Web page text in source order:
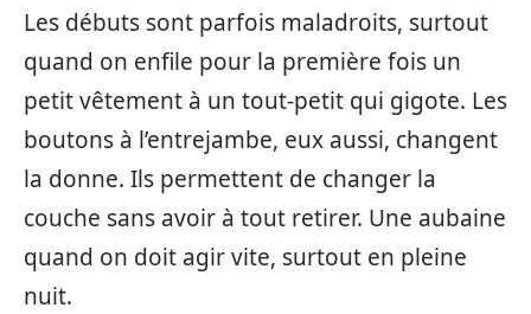
Les débuts sont parfois maladroits, surtout
quand on enfile pour la première fois un
petit vêtement à un tout-petit qui gigote. Les
boutons à l’entrejambe, eux aussi, changent
la donne. Ils permettent de changer la
couche sans avoir à tout retirer. Une aubaine
quand on doit agir vite, surtout en pleine
nuit.